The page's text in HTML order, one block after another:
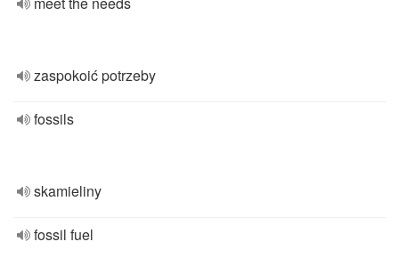
zaspokoić potrzeby
fossils
skamieliny
fossil fuel